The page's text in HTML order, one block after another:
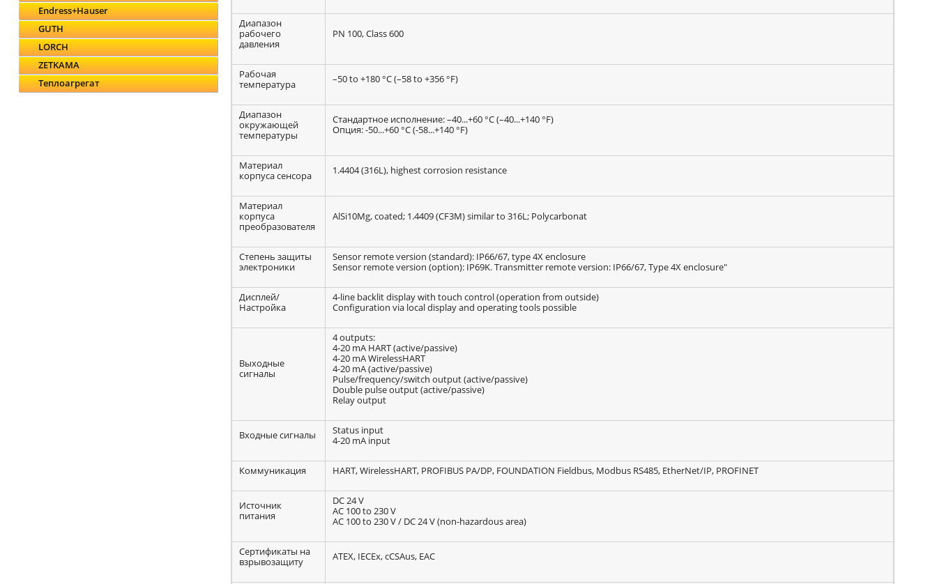
Endress+Hauser
GUTH
LORCH
ZETKAMA
Теплоагрегат
Диапазон
рабочего
давления
PN 100, Class 600
Рабочая
температура
–50 to +180 °C (–58 to +356 °F)
Диапазон
окружающей
температуры
Стандартное исполнение: –40...+60 °C (–40...+140 °F)
Опция: -50...+60 °C (-58...+140 °F)
Материал
корпуса сенсора
1.4404 (316L), highest corrosion resistance
Материал
корпуса
преобразователя
AlSi10Mg, coated; 1.4409 (CF3M) similar to 316L; Polycarbonat
Степень защиты
электроники
Sensor remote version (standard): IP66/67, type 4X enclosure
Sensor remote version (option): IP69K. Transmitter remote version: IP66/67, Type 4X enclosure"
Дисплей/
Настройка
4-line backlit display with touch control (operation from outside)
Configuration via local display and operating tools possible
Выходные
сигналы
4 outputs:
4-20 mA HART (active/passive)
4-20 mA WirelessHART
4-20 mA (active/passive)
Pulse/frequency/switch output (active/passive)
Double pulse output (active/passive)
Relay output
Входные сигналы
Status input
4-20 mA input
Коммуникация HART, WirelessHART, PROFIBUS PA/DP, FOUNDATION Fieldbus, Modbus RS485, EtherNet/IP, PROFINET
Источник
питания
DC 24 V
AC 100 to 230 V
AC 100 to 230 V / DC 24 V (non-hazardous area)
Сертификаты на
взрывозащиту
ATEX, IECEx, cCSAus, EAC